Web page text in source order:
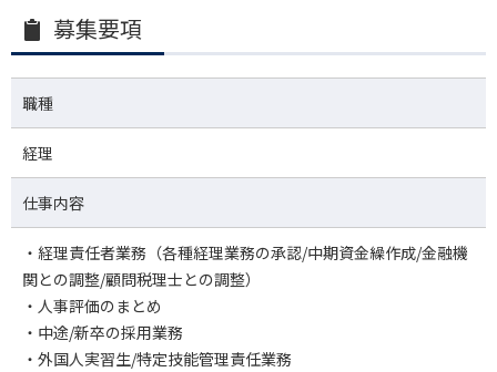
募集要項
職種
経理
仕事内容
・経理責任者業務（各種経理業務の承認/中期資金繰作成/金融機
関との調整/顧問税理士との調整）
・人事評価のまとめ
・中途/新卒の採用業務
・外国人実習生/特定技能管理責任業務